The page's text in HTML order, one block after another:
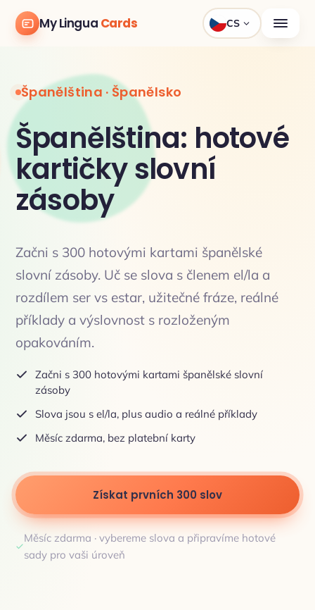
My Lingua Cards CS
Španělština · Španělsko
Španělština: hotové
kartičky slovní
zásoby
Začni s 300 hotovými kartami španělské
slovní zásoby. Uč se slova s členem el/la a
rozdílem ser vs estar, užitečné fráze, reálné
příklady a výslovnost s rozloženým
opakováním.
Začni s 300 hotovými kartami španělské slovní
zásoby
Slova jsou s el/la, plus audio a reálné příklady
Měsíc zdarma, bez platební karty
Získat prvních 300 slov
Měsíc zdarma · vybereme slova a připravíme hotové
sady pro vaši úroveň